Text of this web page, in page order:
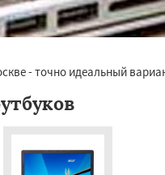
- точно идеальный